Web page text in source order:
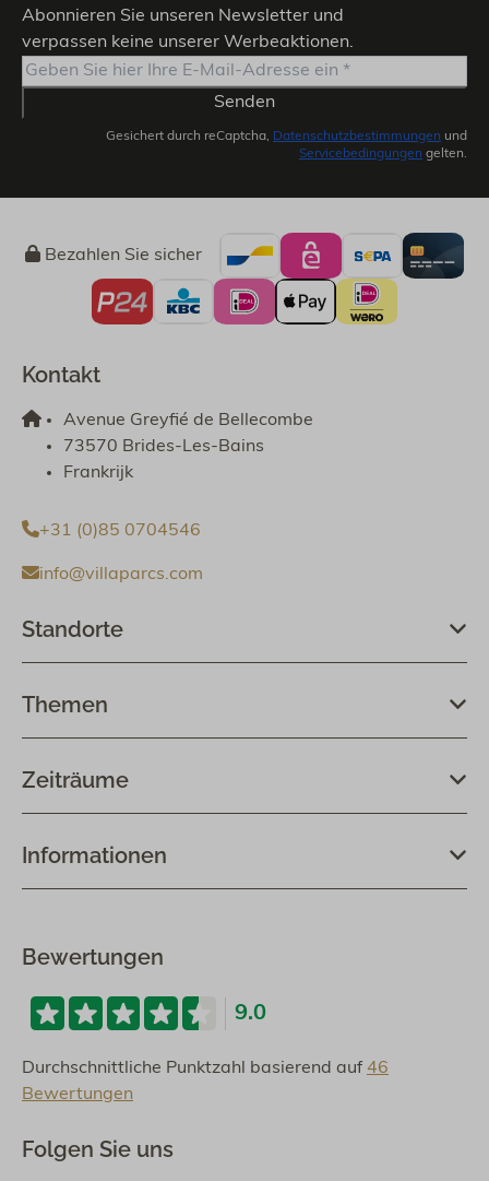
Abonnieren Sie unseren Newsletter und
verpassen keine unserer Werbeaktionen.
Senden
Gesichert durch reCaptcha, Datenschutzbestimmungen und
Servicebedingungen gelten.
Bezahlen Sie sicher
Kontakt
Avenue Greyfié de Bellecombe
73570 Brides-Les-Bains
Frankrijk
+31 (0)85 0704546
info@villaparcs.com
Standorte
Themen
Zeiträume
Informationen
Bewertungen
9.0
Durchschnittliche Punktzahl basierend auf 46
Bewertungen
Folgen Sie uns